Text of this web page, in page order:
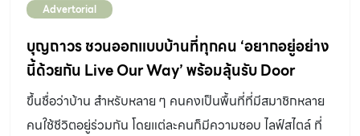
Advertorial
บุญถาวร ชวนออกแบบบ้านที่ทุกคน ‘อยากอยู่อย่าง
นี้ด้วยกัน Live Our Way’ พร้อมลุ้นรับ Door
Poster ขนาดเท่าประตูจริง ฟรี !
ขึ้นชื่อว่าบ้าน สำหรับหลาย ๆ คนคงเป็นพื้นที่ที่มีสมาชิกหลาย
คนใช้ชีวิตอยู่ร่วมกัน โดยแต่ละคนก็มีความชอบ ไลฟ์สไตล์ ที่